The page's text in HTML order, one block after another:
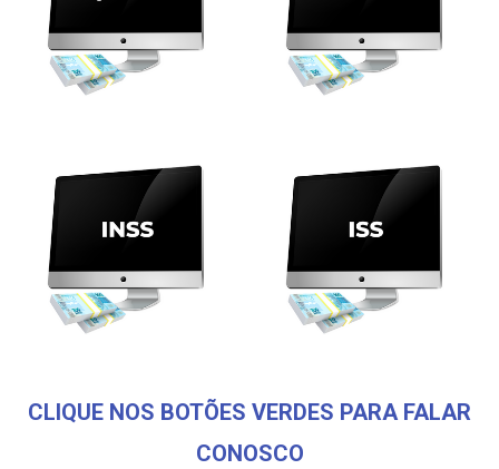
CLIQUE NOS BOTÕES VERDES PARA FALAR
CONOSCO